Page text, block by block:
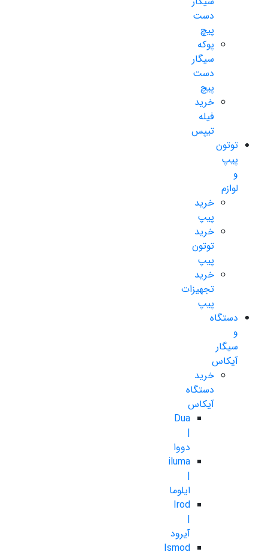
دست
پیچ
پوکه
سیگار
دست
پیچ
خرید
فیله
تیپس
توتون
پیپ
و
لوازم
خرید
پیپ
خرید
توتون
پیپ
خرید
تجهیزات
پیپ
دستگاه
و
سیگار
آیکاس
خرید
دستگاه
آیکاس
Dua
|
دووا
iluma
|
ایلوما
Irod
|
آیرود
Ismod